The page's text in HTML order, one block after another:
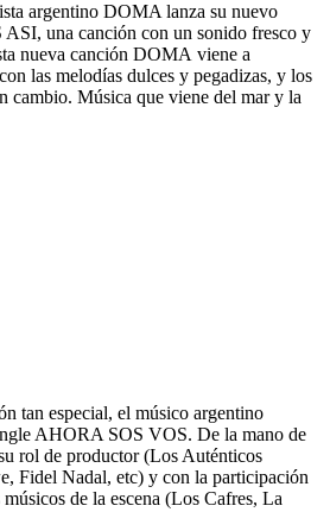
argentino DOMA lanza su nuevo
una canción con un sonido fresco y
nueva canción DOMA viene a
las melodías dulces y pegadizas, y los
cambio. Música que viene del mar y la
tan especial, el músico argentino
AHORA SOS VOS. De la mano de
rol de productor (Los Auténticos
Fidel Nadal, etc) y con la participación
de la escena (Los Cafres, La